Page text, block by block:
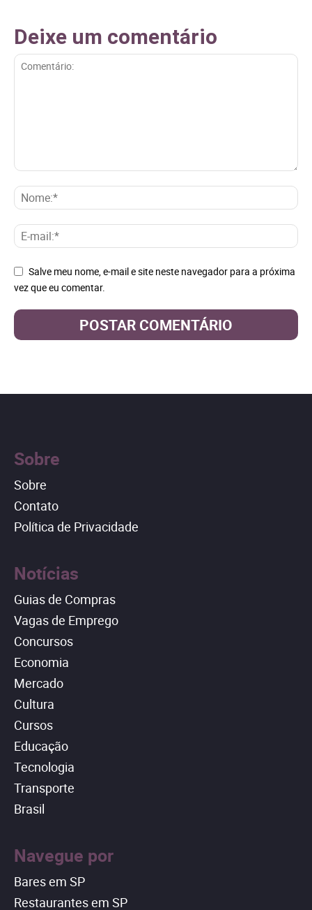
Deixe um comentário
Salve meu nome, e-mail e site neste navegador para a próxima
vez que eu comentar.
Sobre
Sobre
Contato
Política de Privacidade
Notícias
Guias de Compras
Vagas de Emprego
Concursos
Economia
Mercado
Cultura
Cursos
Educação
Tecnologia
Transporte
Brasil
Navegue por
Bares em SP
Restaurantes em SP